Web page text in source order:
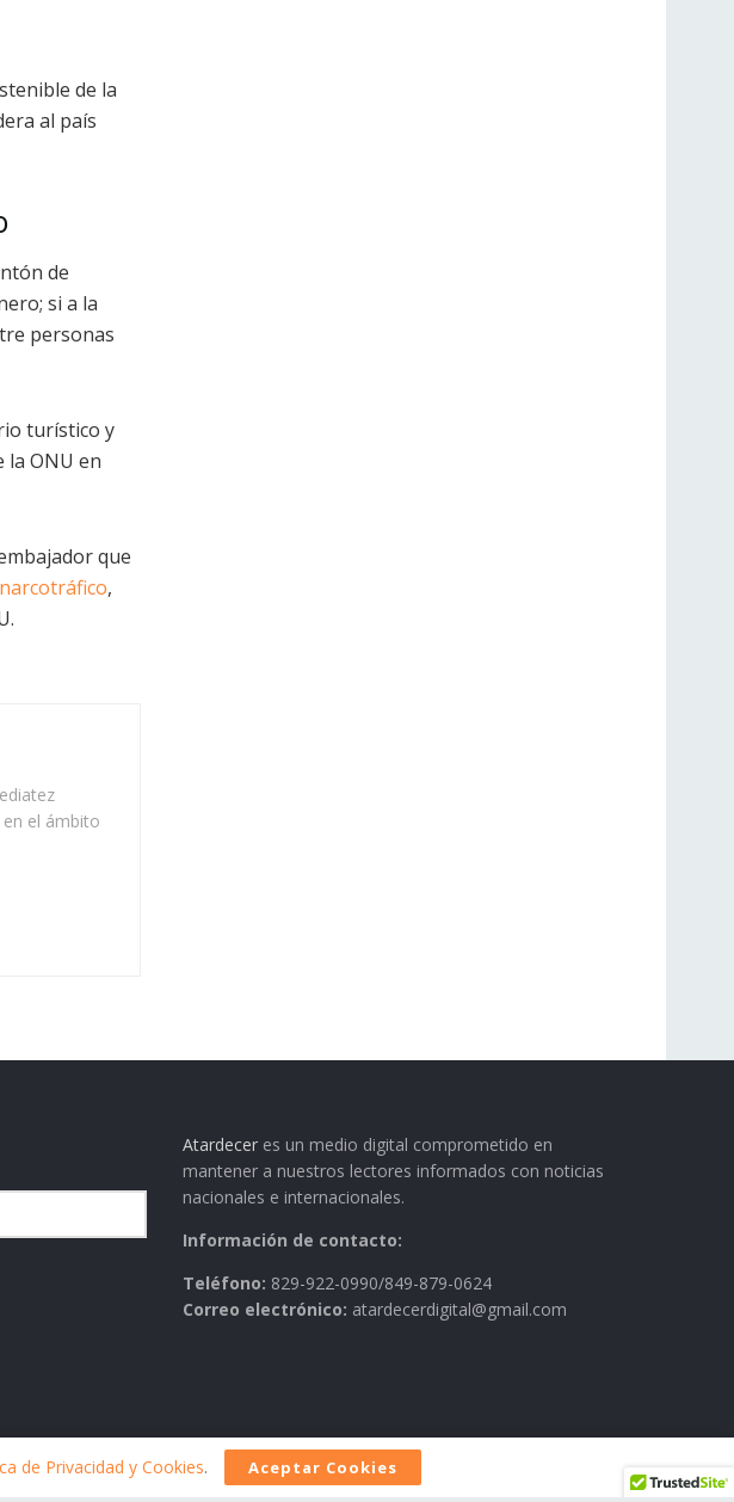
de la
al país
de
si a la
personas
turístico y
la ONU en
que
narcotráfico,
el ámbito
Atardecer es un medio digital comprometido en
mantener a nuestros lectores informados con noticias
nacionales e internacionales.
Información de contacto:
Teléfono: 829-922-0990/849-879-0624
Correo electrónico: atardecerdigital@gmail.com
de Privacidad y Cookies. Aceptar Cookies